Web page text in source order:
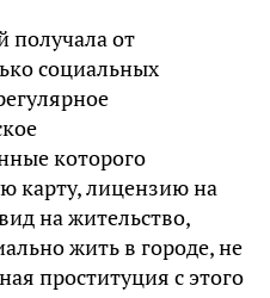
получала от
социальных
которого
карту, лицензию на
на жительство,
жить в городе, не
проституция с этого